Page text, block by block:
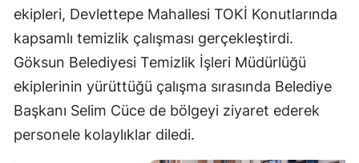
ekipleri, Devlettepe Mahallesi TOKİ Konutlarında
kapsamlı temizlik çalışması gerçekleştirdi.
Göksun Belediyesi Temizlik İşleri Müdürlüğü
ekiplerinin yürüttüğü çalışma sırasında Belediye
Başkanı Selim Cüce de bölgeyi ziyaret ederek
personele kolaylıklar diledi.